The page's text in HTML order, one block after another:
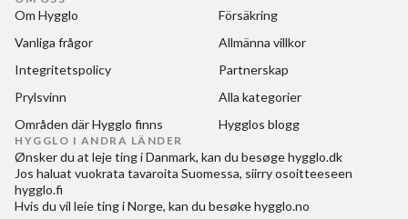
Om Hygglo
Försäkring
Vanliga frågor
Allmänna villkor
Integritetspolicy
Partnerskap
Prylsvinn
Alla kategorier
Områden där Hygglo finns
Hygglos blogg
HYGGLO I ANDRA LÄNDER
Ønsker du at leje ting i Danmark, kan du besøgehygglo.dk
Jos haluat vuokrata tavaroita Suomessa, siirry osoitteeseen
hygglo.fi
Hvis du vil leie ting i Norge, kan du besøkehygglo.no